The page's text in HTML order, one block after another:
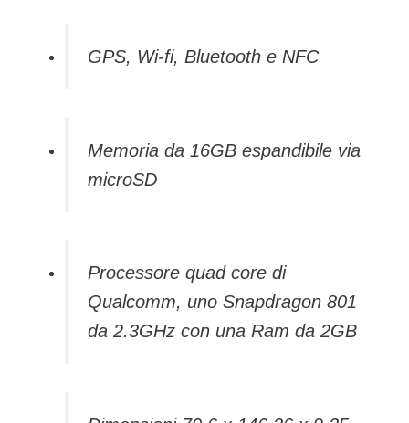
GPS, Wi-fi, Bluetooth e NFC
Memoria da 16GB espandibile via
microSD
Processore quad core di
Qualcomm, uno Snapdragon 801
da 2.3GHz con una Ram da 2GB